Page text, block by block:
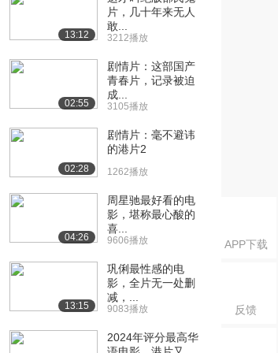
APP下载
反馈
13:12
片，几十年来无人
敢...
3212播放
02:55
剧情片：这部国产
青春片，记录被迫
成...
3105播放
02:28
剧情片：毫不避讳
的港片2
1262播放
04:26
周星驰最好看的电
影，堪称最心酸的
喜...
9606播放
13:15
巩俐最性感的电
影，全片无一处删
减，...
9083播放
2024年评分最高华